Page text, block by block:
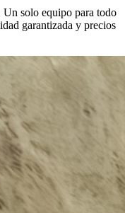
Un solo equipo para todo
garantizada y precios